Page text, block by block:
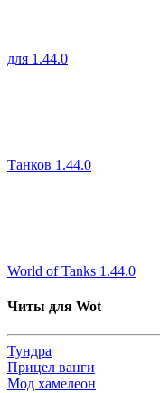
для 1.44.0
Танков 1.44.0
World of Tanks 1.44.0
Читы для Wot
Тундра
Прицел ванги
Мод хамелеон